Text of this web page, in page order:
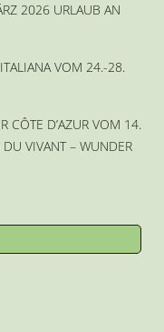
2026 URLAUB AN
VOM 24.-28.
CÔTE D’AZUR VOM 14.
VIVANT – WUNDER